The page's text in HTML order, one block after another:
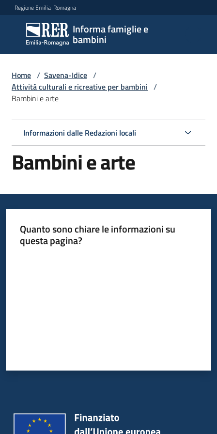
Vai al contenuto
Vai alla navigazione
Vai al footer
Regione Emilia-Romagna
Informa famiglie e
bambini
Informa
famiglie
e
bambini
famiglie
Informazioni
Home / Savena-Idice /
Attività culturali e ricreative per bambini /
Bambini e arte
Informazioni dalle Redazioni locali
Bambini e arte
Quanto sono chiare le informazioni su
questa pagina?